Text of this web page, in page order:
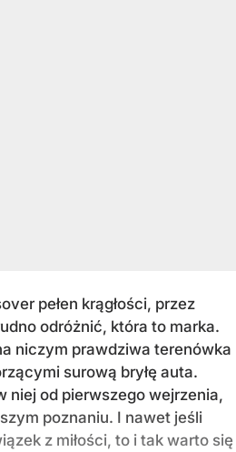
pełen krągłości, przez
odróżnić, która to marka.
niczym prawdziwa terenówka
surową bryłę auta.
niej od pierwszego wejrzenia,
poznaniu. I nawet jeśli
z miłości, to i tak warto się